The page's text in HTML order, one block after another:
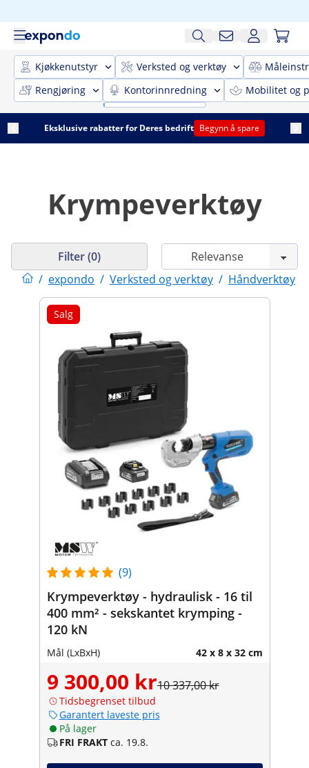
Kjøkkenutstyr Verksted og verktøy
Rengjøring
Kontorinnredning Mobilitet og
Eksklusive rabatter for Deres bedrift Begynn å spare
Krympeverktøy
/ expondo / Verksted og verktøy / Håndverktøy
Filter (0)
Salg
(9)
Krympeverktøy - hydraulisk - 16 til
400 mm² - sekskantet krymping -
120 kN
Mål (LxBxH) 42 x 8 x 32 cm
9 300,00 kr10 337,00 kr
Tidsbegrenset tilbud
Garantert laveste pris
På lager
FRI FRAKT ca. 19.8.